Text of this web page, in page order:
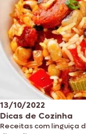
13/10/2022
Dicas de Cozinha
Receitas com linguiça